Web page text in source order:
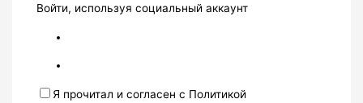
Войти, используя социальный аккаунт
Я прочитал и согласен с Политикой